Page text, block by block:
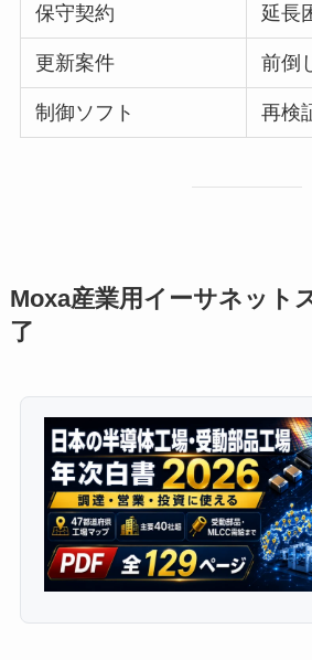
保守契約 延長
更新案件 前倒
制御ソフト 再検
Moxa産業用イーサネット
了